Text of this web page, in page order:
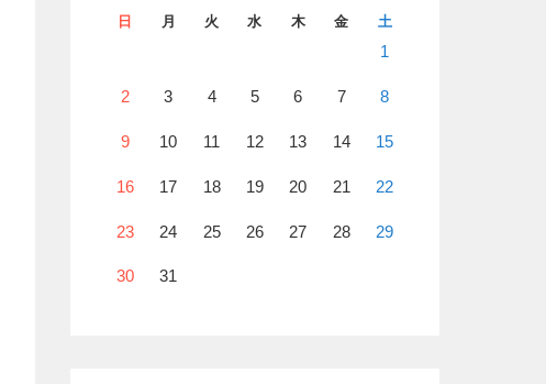
日 月 火 水 木 金 土
1
2 3 4 5 6 7 8
9 10 11 12 13 14 15
16 17 18 19 20 21 22
23 24 25 26 27 28 29
30 31